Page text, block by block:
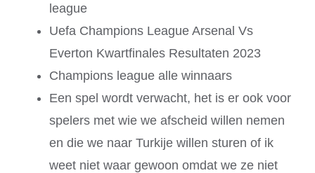
league
Uefa Champions League Arsenal Vs
Everton Kwartfinales Resultaten 2023
Champions league alle winnaars
Een spel wordt verwacht, het is er ook voor
spelers met wie we afscheid willen nemen
en die we naar Turkije willen sturen of ik
weet niet waar gewoon omdat we ze niet